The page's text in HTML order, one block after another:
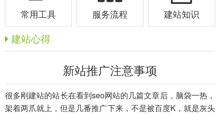
常用工具 服务流程 建站知识
建站心得
新站推广注意事项
很多刚建站的站长在看到seo网站的几篇文章后，脑袋一热，
架着两爪就上，但是几番推广下来，不是被百度K，就是灰头